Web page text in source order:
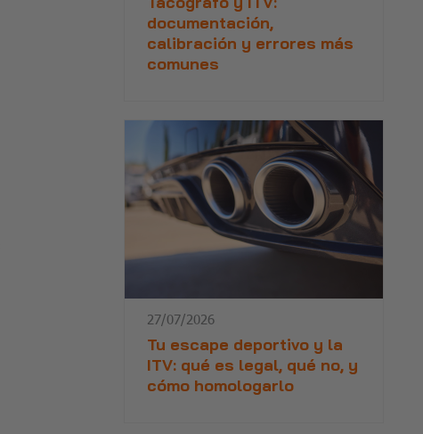
documentación,
calibración y errores más
comunes
27/07/2026
Tu escape deportivo y la
ITV: qué es legal, qué no, y
cómo homologarlo